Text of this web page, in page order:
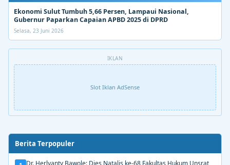
Ekonomi Sulut Tumbuh 5,66 Persen, Lampaui Nasional,
Gubernur Paparkan Capaian APBD 2025 di DPRD
Selasa, 23 Juni 2026
IKLAN
Slot Iklan AdSense
Berita Terpopuler
Dr. Herlyanty Bawole: Dies Natalis ke-68 Fakultas Hukum Unsrat